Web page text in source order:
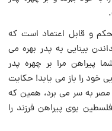
و قابل اعتماد است که
بینایى به پدر بهره می
پیراهن مرا بر چهره پدر
خود را باز می یابد! حکایت
به سر می برد، همین که
بوى پیراهن فرزند را